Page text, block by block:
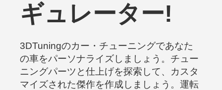
ギュレーター!
3DTuningのカー・チューニングであなた
の車をパーソナライズしましょう。チュー
ニングパーツと仕上げを探索して、カスタ
マイズされた傑作を作成しましょう。運転